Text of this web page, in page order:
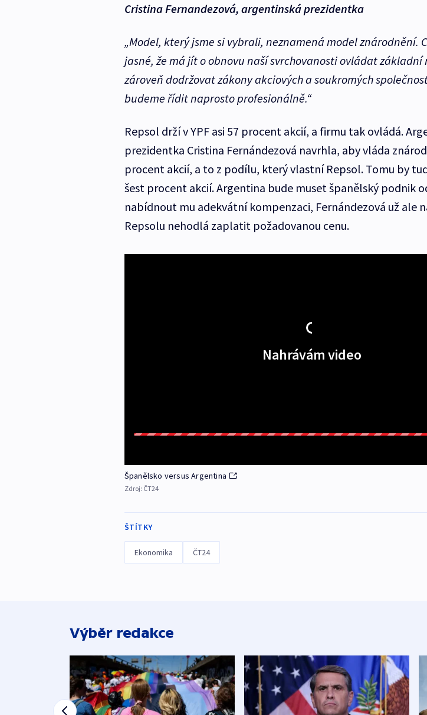
Cristina Fernandezová, argentinská prezidentka
„Model, který jsme si vybrali, neznamená model znárodnění.
jasné, že má jít o obnovu naší svrchovanosti ovládat základní
zároveň dodržovat zákony akciových a soukromých
budeme řídit naprosto profesionálně.“
Repsol drží v YPF asi 57 procent akcií, a firmu tak ovládá.
prezidentka Cristina Fernándezová navrhla, aby vláda
procent akcií, a to z podílu, který vlastní Repsol. Tomu by
šest procent akcií. Argentina bude muset španělský podnik
nabídnout mu adekvátní kompenzaci, Fernándezová už ale
Repsolu nehodlá zaplatit požadovanou cenu.
Nahrávám video
Španělsko versus Argentina
Zdroj: ČT24
ŠTÍTKY
Ekonomika ČT24
Výběr redakce